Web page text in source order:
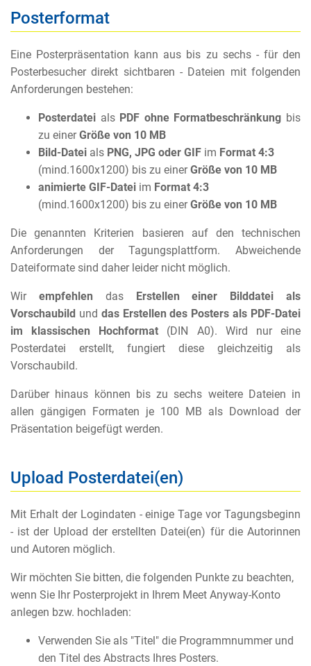
Posterformat
Eine Posterpräsentation kann aus bis zu sechs - für den
Posterbesucher direkt sichtbaren - Dateien mit folgenden
Anforderungen bestehen:
Posterdatei als PDF ohne Formatbeschränkung bis
zu einerGröße von 10 MB
Bild-Datei als PNG, JPG oder GIF im Format 4:3
(mind.1600x1200) bis zu einerGröße von 10 MB
animierte GIF-Datei im Format 4:3
(mind.1600x1200) bis zu einerGröße von 10 MB
Die genannten Kriterien basieren auf den technischen
Anforderungen der Tagungsplattform. Abweichende
Dateiformate sind daher leider nicht möglich.
Wir empfehlen das
Erstellen einer Bilddatei als
Vorschaubild und das Erstellen des Posters als PDF-Datei
im klassischen Hochformat (DIN A0). Wird nur eine
Posterdatei erstellt, fungiert diese gleichzeitig als
Vorschaubild.
Darüber hinaus können bis zu sechs weitere Dateien in
allen gängigen Formaten je 100 MB als Download der
Präsentation beigefügt werden.
Upload Posterdatei(en)
Mit Erhalt der Logindaten - einige Tage vor Tagungsbeginn
- ist der Upload der erstellten Datei(en) für die Autorinnen
und Autoren möglich.
Wir möchten Sie bitten, die folgenden Punkte zu beachten,
wenn Sie Ihr Posterprojekt in Ihrem Meet Anyway-Konto
anlegen bzw. hochladen:
Verwenden Sie als "Titel" die Programmnummer und
den Titel des Abstracts Ihres Posters.